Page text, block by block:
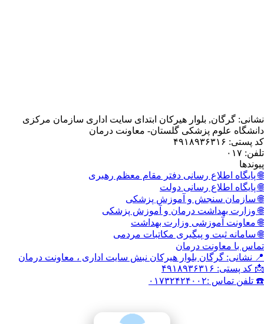
بلوار هیرکان ابتدای سایت اداری سازمان مرکزی
پزشکی گلستان- معاونت درمان
رسانی دفتر مقام معظم رهبری
رسانی دولت
و آموزش پزشکی
درمان و آموزش پزشکی
وزارت بهداشت
و پیگیری مکاتبات مردمی
درمان
بلوار هیرکان نبش سایت اداری ، معاونت درمان